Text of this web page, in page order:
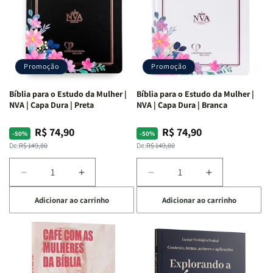
Promoção
Bíblia para o Estudo da Mulher |
NVA | Capa Dura | Preta
-50%
Preço
normal
De:R$ 149,80
Preço
promocional
R$ 74,90
Diminuir
a
quantidade
de
Bíblia
para
Estudo
Aumentar
a
quantidade
de
Bíblia
para
o
Estudo
Adicionar ao carrinho
Promoção
Bíblia para o Estudo da Mulher |
NVA | Capa Dura | Branca
-50%
Preço
normal
De:R$ 149,80
Preço
promocional
R$ 74,90
Diminuir
a
quantidade
de
Bíblia
o
Estudo
Aumentar
a
quantidade
de
Bíblia
para
o
Estudo
Adicionar ao carrinho